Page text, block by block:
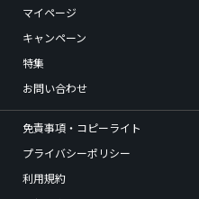
マイページ
キャンペーン
特集
お問い合わせ
免責事項・コピーライト
プライバシーポリシー
利用規約